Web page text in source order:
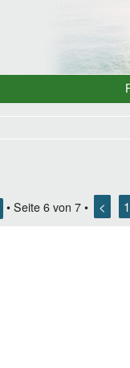
• Seite 6 von 7 • < 1